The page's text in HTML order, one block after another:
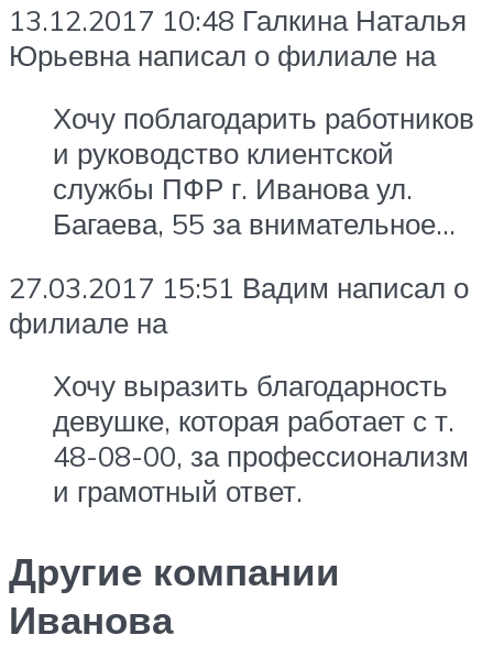
13.12.2017 10:48 Галкина Наталья
Юрьевна написал о филиале на
Хочу поблагодарить работников
и руководство клиентской
службы ПФР г. Иванова ул.
Багаева, 55 за внимательное…
27.03.2017 15:51 Вадим написал о
филиале на
Хочу выразить благодарность
девушке, которая работает с т.
48-08-00, за профессионализм
и грамотный ответ.
Другие компании
Иванова